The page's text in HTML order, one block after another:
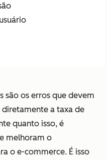
são os erros que devem
a taxa de
quanto isso, é
melhoram o
o e-commerce. É isso